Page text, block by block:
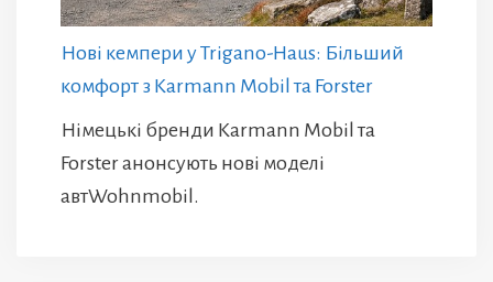
Нові кемпери у Trigano-Haus: Більший
комфорт з Karmann Mobil та Forster
Німецькі бренди Karmann Mobil та
Forster анонсують нові моделі
автWohnmobil.